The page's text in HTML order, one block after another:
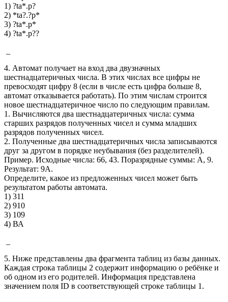
1) ?ta*.p?
2) *ta?.?p*
3) ?ta*.p*
4) ?ta*.p??
4. Автомат получает на вход два двузначных
шестнадцатеричных числа. В этих числах все цифры не
превосходят цифру 8 (если в числе есть цифра больше 8,
автомат отказывается работать). По этим числам строится
новое шестнадцатеричное число по следующим правилам.
1. Вычисляются два шестнадцатеричных числа: сумма
старших разрядов полученных чисел и сумма младших
разрядов полученных чисел.
2. Полученные два шестнадцатеричных числа записываются
друг за другом в порядке неубывания (без разделителей).
Пример. Исходные числа: 66, 43. Поразрядные суммы: A, 9.
Результат: 9A.
Определите, какое из предложенных чисел может быть
результатом работы автомата.
1) 311
2) 910
3) 109
4) ВА
5. Ниже представлены два фрагмента таблиц из базы данных.
Каждая строка таблицы 2 содержит информацию о ребёнке и
об одном из его родителей. Информация представлена
значением поля ID в соответствующей строке таблицы 1.